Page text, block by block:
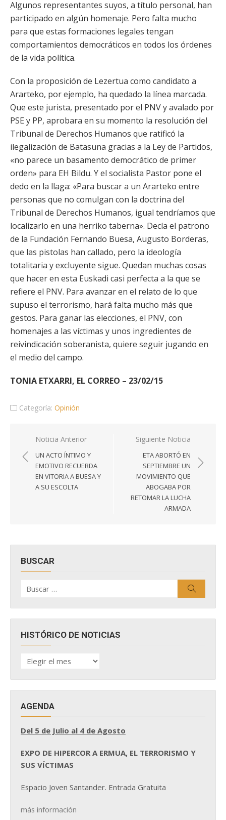
Algunos representantes suyos, a título personal, han
participado en algún homenaje. Pero falta mucho
para que estas formaciones legales tengan
comportamientos democráticos en todos los órdenes
de la vida política.
Con la proposición de Lezertua como candidato a
Ararteko, por ejemplo, ha quedado la línea marcada.
Que este jurista, presentado por el PNV y avalado por
PSE y PP, aprobara en su momento la resolución del
Tribunal de Derechos Humanos que ratificó la
ilegalización de Batasuna gracias a la Ley de Partidos,
«no parece un basamento democrático de primer
orden» para EH Bildu. Y el socialista Pastor pone el
dedo en la llaga: «Para buscar a un Ararteko entre
personas que no comulgan con la doctrina del
Tribunal de Derechos Humanos, igual tendríamos que
localizarlo en una herriko taberna». Decía el patrono
de la Fundación Fernando Buesa, Augusto Borderas,
que las pistolas han callado, pero la ideología
totalitaria y excluyente sigue. Quedan muchas cosas
que hacer en esta Euskadi casi perfecta a la que se
refiere el PNV. Para avanzar en el relato de lo que
supuso el terrorismo, hará falta mucho más que
gestos. Para ganar las elecciones, el PNV, con
homenajes a las víctimas y unos ingredientes de
reivindicación soberanista, quiere seguir jugando en
el medio del campo.
TONIA ETXARRI, EL CORREO – 23/02/15
Categoría: Opinión
Navegación
de
entradas
Noticia Anterior
UN ACTO ÍNTIMO Y
EMOTIVO RECUERDA
EN VITORIA A BUESA Y
A SU ESCOLTA
Siguiente Noticia
ETA ABORTÓ EN
SEPTIEMBRE UN
MOVIMIENTO QUE
ABOGABA POR
RETOMAR LA LUCHA
ARMADA
BUSCAR
por:
HISTÓRICO DE NOTICIAS
HISTÓRICO
DE
AGENDA
Del 5 de Julio al 4 de Agosto
EXPO DE HIPERCOR A ERMUA, EL TERRORISMO Y
SUS VÍCTIMAS
Espacio Joven Santander. Entrada Gratuita
más información